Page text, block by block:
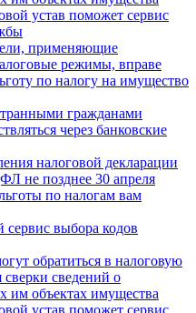
устав поможет сервис
применяющие
режимы, вправе
по налогу на имущество
гражданами
через банковские
налоговой декларации
не позднее 30 апреля
по налогам вам
выбора кодов
обратиться в налоговую
сведений о
им объектах имущества
устав поможет сервис